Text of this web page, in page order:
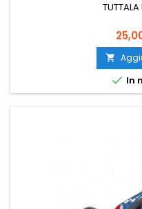
TUTTALA

 In